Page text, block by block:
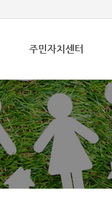
주민자치센터